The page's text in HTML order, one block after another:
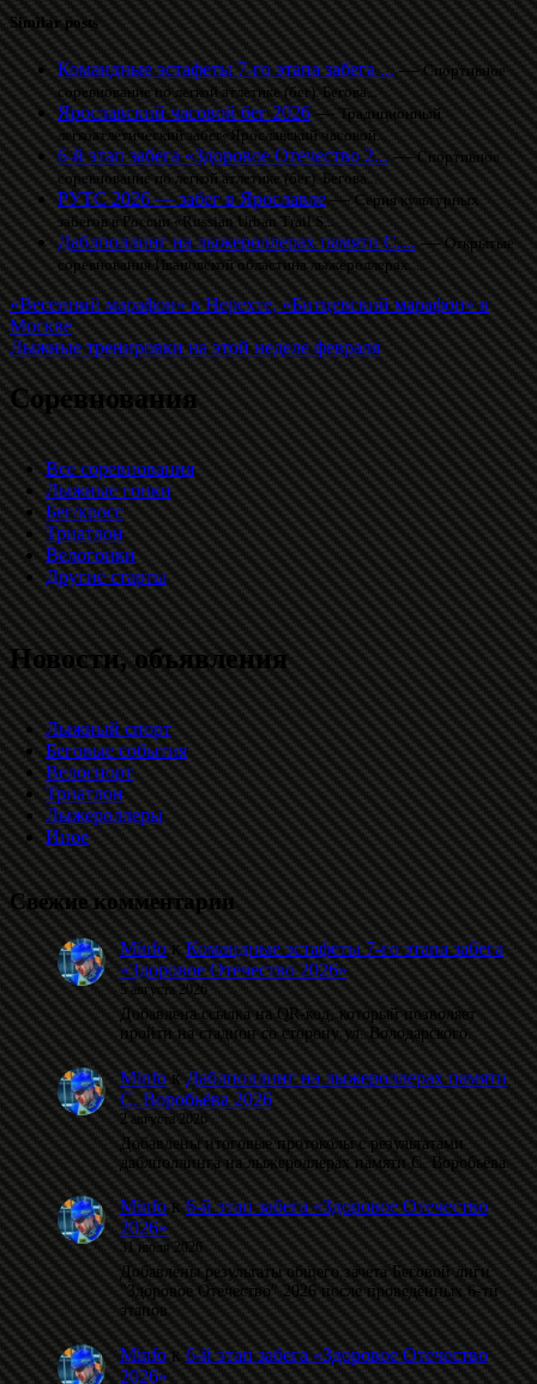
Similar posts
Командные эстафеты 7-го этапа забега ...—Спортивное
соревнование по легкой атлетике (бег). Бегова...
Ярославский часовой бег 2026—Традиционный
легкоатлетический забег«Ярославский часовой...
6-й этап забега «Здоровое Отечество 2...—Спортивное
соревнование по легкой атлетике (бег). Бегова...
РУТС 2026 — забег в Ярославле—Серия культурных
забегов в России «Russian Urban Trail S...
Даблполлинг на лыжероллерах памяти С....—Открытые
соревнования Ивановской областина лыжероллерах....
«Весенний марафон» в Нерехте, «Битцевский марафон» в
Москве
Лыжные тренировки на этой неделе февраля
Соревнования
Все соревнования
Лыжные гонки
Бег/кросс
Триатлон
Велогонки
Другие старты
Новости, объявления
Лыжный спорт
Беговые события
Велоспорт
Триатлон
Лыжероллеры
Иное
Свежие комментарии
MinfoкКомандные эстафеты 7-го этапа забега
«Здоровое Отечество 2026»
5 августа 2026
Добавлена ссылка на QR-код, который позволяет
пройти на стадион со сторону ул. Володарского.
MinfoкДаблполлинг на лыжероллерах памяти
С. Воробьёва 2026
2 августа 2026
Добавлены итоговые протоколы с результатами
даблполлинга на лыжероллерах памяти С. Воробьёва.
Minfoк6-й этап забега «Здоровое Отечество
2026»
31 июля 2026
Добавлены результаты общего зачета Беговой лиги
"Здоровое Отечество" 2026 после проведённых 6-ти
этапов.
Minfoк6-й этап забега «Здоровое Отечество
2026»